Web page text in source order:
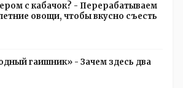
с кабачок? - Перерабатываем
овощи, чтобы вкусно съесть
гаишник» - Зачем здесь два